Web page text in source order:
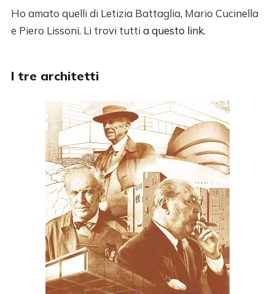
Ho amato quelli di Letizia Battaglia, Mario Cucinella
e Piero Lissoni. Li trovi tutti a questo link.
I tre architetti